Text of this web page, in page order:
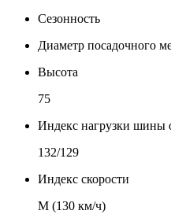
Сезонность
Диаметр посадочного
Высота
75
Индекс нагрузки шины
132/129
Индекс скорости
М (130 км/ч)